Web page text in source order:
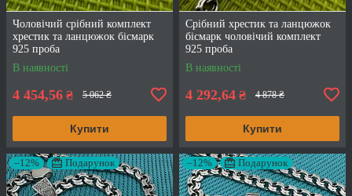
Чоловічий срібний комплект
хрестик та ланцюжок бісмарк
925 проба
В наявності
4 454,56 ₴ 5 062 ₴
Купити
Срібний хрестик та ланцюжок
бісмарк чоловічий комплект
925 проба
В наявності
4 292,64 ₴ 4 878 ₴
Купити
–12% Подарунок –12% Подарунок